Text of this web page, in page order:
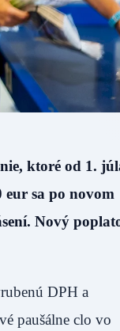
ktoré od 1.
sa po novom
Nový
DPH a
paušálne clo vo